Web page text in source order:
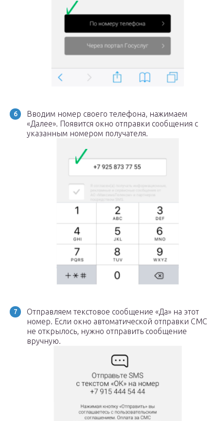
Вводим номер своего телефона, нажимаем
«Далее». Появится окно отправки сообщения с
указанным номером получателя.
Отправляем текстовое сообщение «Да» на этот
номер. Если окно автоматической отправки СМС
не открылось, нужно отправить сообщение
вручную.